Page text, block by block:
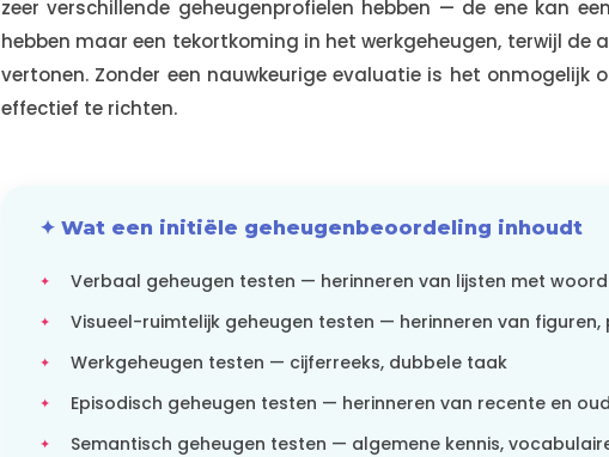
zeer verschillende geheugenprofielen hebben — de ene kan
hebben maar een tekortkoming in het werkgeheugen, terwijl de
vertonen. Zonder een nauwkeurige evaluatie is het onmogelijk
effectief te richten.
✦ Wat een initiële geheugenbeoordeling inhoudt
Verbaal geheugen testen — herinneren van lijsten met
Visueel-ruimtelijk geheugen testen — herinneren van figuren,
Werkgeheugen testen — cijferreeks, dubbele taak
Episodisch geheugen testen — herinneren van recente en
Semantisch geheugen testen — algemene kennis,